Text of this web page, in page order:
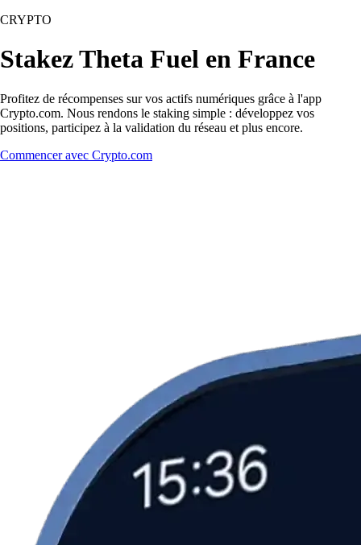
CRYPTO
Stakez Theta Fuel en France
Profitez de récompenses sur vos actifs numériques grâce à l'app
Crypto.com. Nous rendons le staking simple : développez vos
positions, participez à la validation du réseau et plus encore.
Commencer avec Crypto.com